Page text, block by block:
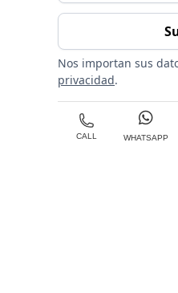
Nos importan sus
privacidad.
CALL WHATSAPP